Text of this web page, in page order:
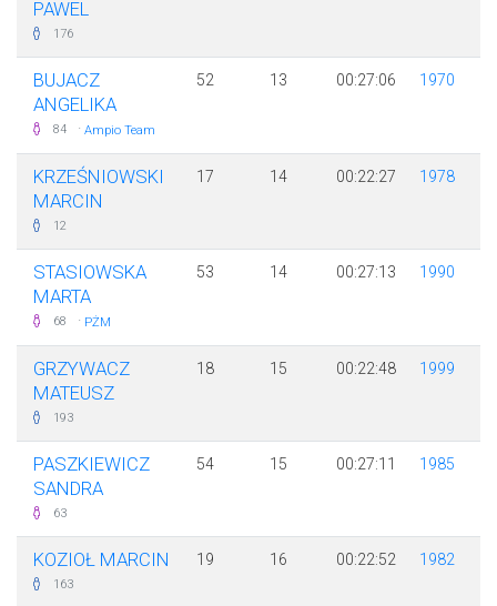
PAWEL
176
BUJACZ
ANGELIKA
84 · Ampio Team
52 13 00:27:06 1970
KRZEŚNIOWSKI
MARCIN
12
17 14 00:22:27 1978
STASIOWSKA
MARTA
68 · PŻM
53 14 00:27:13 1990
GRZYWACZ
MATEUSZ
193
18 15 00:22:48 1999
PASZKIEWICZ
SANDRA
63
54 15 00:27:11 1985
KOZIOŁ MARCIN
163
19 16 00:22:52 1982